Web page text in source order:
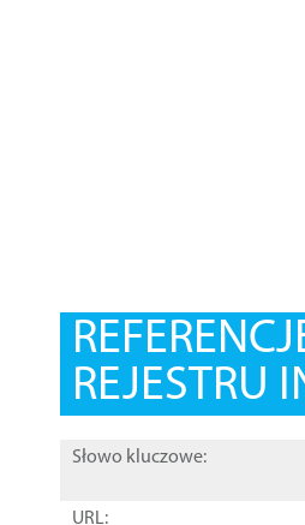
REJESTRU
Słowo kluczowe:
URL: